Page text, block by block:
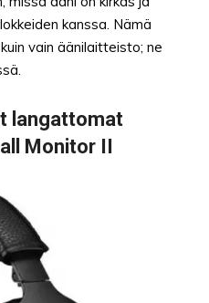
kanssa. Nämä
vain äänilaitteisto; ne
langattomat
Monitor II